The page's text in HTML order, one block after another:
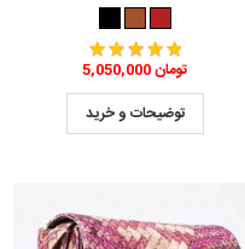
5,050,000 تومان
توضیحات و خرید